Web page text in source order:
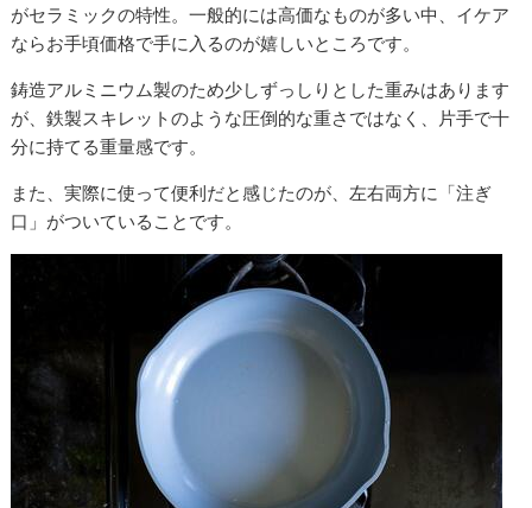
がセラミックの特性。一般的には高価なものが多い中、イケア
ならお手頃価格で手に入るのが嬉しいところです。
鋳造アルミニウム製のため少しずっしりとした重みはあります
が、鉄製スキレットのような圧倒的な重さではなく、片手で十
分に持てる重量感です。
また、実際に使って便利だと感じたのが、左右両方に「注ぎ
口」がついていることです。